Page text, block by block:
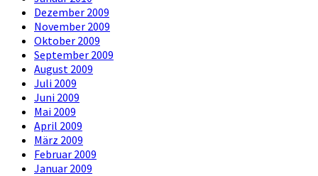
Dezember 2009
November 2009
Oktober 2009
September 2009
August 2009
Juli 2009
Juni 2009
Mai 2009
April 2009
März 2009
Februar 2009
Januar 2009